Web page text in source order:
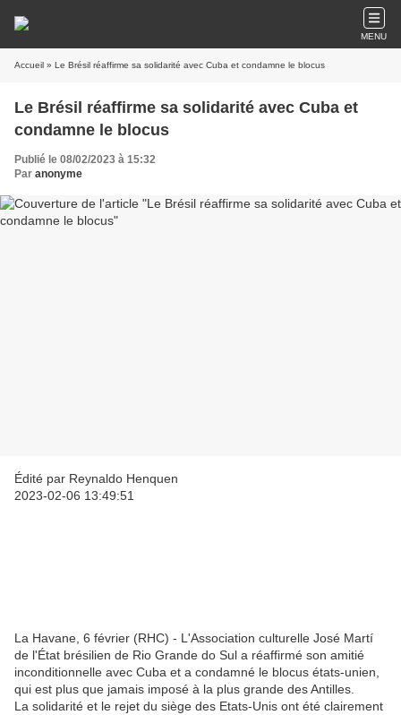
MENU
Accueil » Le Brésil réaffirme sa solidarité avec Cuba et condamne le blocus
Le Brésil réaffirme sa solidarité avec Cuba et
condamne le blocus
Publié le 08/02/2023 à 15:32
Par anonyme
Édité par Reynaldo Henquen
2023-02-06 13:49:51
La Havane, 6 février (RHC) - L'Association culturelle José Martí
de l'État brésilien de Rio Grande do Sul a réaffirmé son amitié
inconditionnelle avec Cuba et a condamné le blocus états-unien,
qui est plus que jamais imposé à la plus grande des Antilles.
La solidarité et le rejet du siège des Etats-Unis ont été clairement